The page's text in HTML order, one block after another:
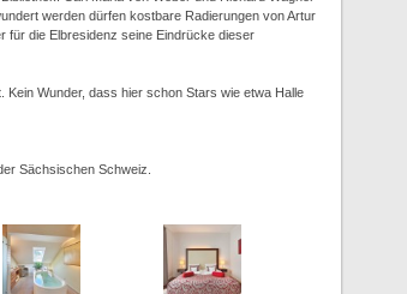
werden dürfen kostbare Radierungen von Artur
für die Elbresidenz seine Eindrücke dieser
Wunder, dass hier schon Stars wie etwa Halle
Sächsischen Schweiz.